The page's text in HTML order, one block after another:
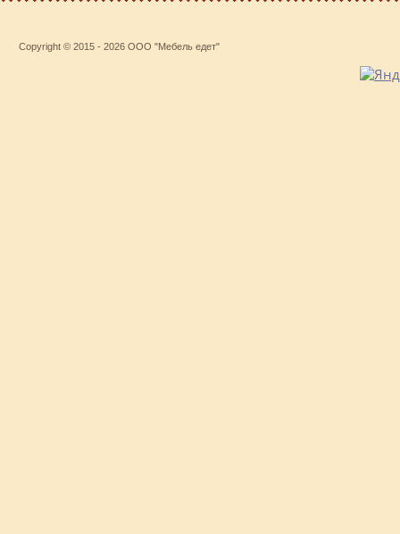
Copyright © 2015 - 2026 ООО "Мебель едет"